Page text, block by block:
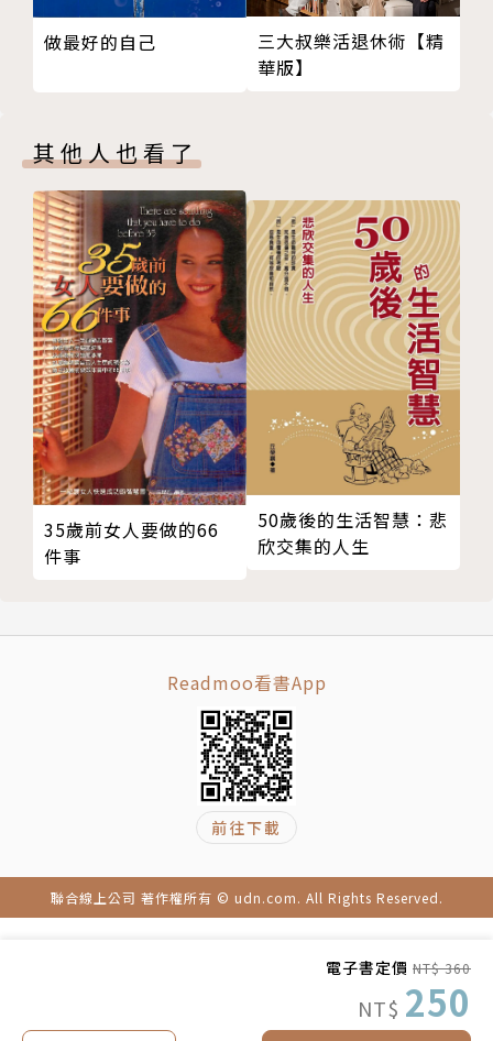
電子書定價 NT$ 360
NT$ 250
•當我應用到自己的三角關係中時，我感覺得救了，因
為錯的不是人，而是關係。
松村亞里（Matsumura Ari）
醫學博士、臨床心理師、正向心理學執行師
紐約平衡生活研究所（Life Balance Institute of Ne
w York, Inc）負責人
成長於單親家庭，國中畢業並取得高中同等學歷。起早
貪黑地工作存錢，隻身前往美國。以第一名的成績畢業
於紐約市立大學後，完成哥倫比亞大學的碩士課程（臨
床心理學）、秋田大學醫學研究所博士課程（公共衛
生）。
曾在紐約市立大學、國際教養大學教授諮商與心理學課
程10年以上。2013年起在紐約開辦心理學講座，並擴
大至美國各州。設立「紐約平衡生活研究所」（NYL
B），也在線上或世界各國的研討會中，指導在各種領
域應用的方法。
設的「轉變推手俱樂部」（Change Agent Club）。
人生」的好評。為了幫助更多人掌握人生方向、創造幸
福人生，以容易融入每日生活的方式，提供最新的實
著有《逆轉不和諧人際關係，從此難受、痛苦全數終
結》、《別讓不安吃掉你的人生》、《AI時代長大的孩
子，別用千篇一律的教養》、《我要當快樂的媽媽，也
想成為有價值的自己》、《養出自我效能高的孩子》。
另負責監修在日本首次出版的VIA24性格優勢譯本《如
「受害者」會自己把不安變成現實
膩煩三角會轉換角色，無限循環
從膩煩三角變成幸福三角的轉換法，可運用在各種場合
第３章 陷入膩煩三角的人們
自尊心強的人容易變成「受害者」
批判性強的人容易變成「迫害者」
認真又體貼的人容易變成「拯救者」
即使不清算過去，未來也能被改變
第４章 用幸福三角讓人際關係漸漸變好
「不和諧的關係」變成「和諧的關係」
什麼是人際關係好轉的過程？
「創造者」是能夠打造人生的人
「挑戰者」是會讓人成長的人
「教練」是能夠支持別人的人
第５章 從「受害者」變成「創造者」！
光是換個「看待事物的方式」，就能讓角色完全改變
跨出一步，擁抱「創造者」心態
只要稍微轉念，就能脫離膩煩三角
當你關注「擁有的東西」勝於關注「沒有的東西」時
刻意去想事情的正面
環境也可以讓人變成「創造者」
退回「受害者心態」也不用擔心
第６章 從「拯救者」變成「教練」！
「拯救者」可以重生變成「教練」
第一步是從滿足自己開始
把對方視為「創造者」
問問對方已經「擁有的東西」
「拯救者」不需要犧牲自己的人生
做最好的自己
三大叔樂活退休術【精
華版】
其他人也看了
35歲前女人要做的66
件事
50歲後的生活智慧：悲
欣交集的人生
Readmoo看書App
前往下載
聯合線上公司 著作權所有 © udn.com. All Rights Reserved.